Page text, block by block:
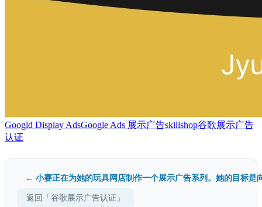
Googld Display AdsGoogle Ads 展示广告skillshop谷歌展示广告
认证
← 小赛正在为她的玩具网店制作一个展示广告系列。她的目标是
返回「谷歌展示广告认证」